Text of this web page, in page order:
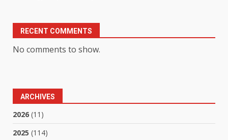
RECENT COMMENTS
No comments to show.
ARCHIVES
2026 (11)
2025 (114)